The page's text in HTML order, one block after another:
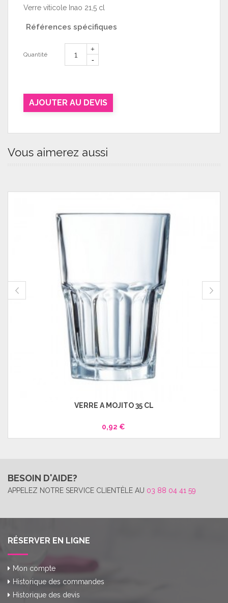
Verre viticole Inao 21,5 cl
Références spécifiques
Quantité
AJOUTER AU DEVIS
Vous aimerez aussi
VERRE À MOJITO 35 CL
0,92 €
BESOIN D'AIDE?
APPELEZ NOTRE SERVICE CLIENTÈLE AU 03 88 04 41 59
RÉSERVER EN LIGNE
Mon compte
Historique des commandes
Historique des devis